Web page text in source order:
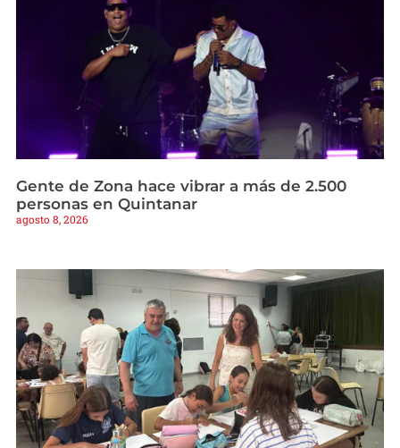
Gente de Zona hace vibrar a más de 2.500
personas en Quintanar
agosto 8, 2026